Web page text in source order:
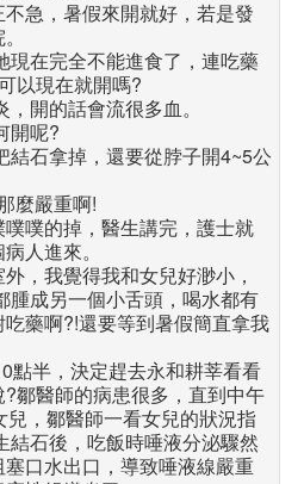
急，暑假來開就好，若是發
現在完全不能進食了，連吃藥
以現在就開嗎?
開的話會流很多血。
開呢?
結石拿掉，還要從脖子開4~5公
麼嚴重啊!
噗的掉，醫生講完，護士就
人進來。
，我覺得我和女兒好渺小，
腫成另一個小舌頭，喝水都有
藥啊?!還要等到暑假簡直拿我
點半，決定趕去永和耕莘看看
鄒醫師的病患很多，直到中午
，鄒醫師一看女兒的狀況指
結石後，吃飯時唾液分泌驟然
口水出口，導致唾液線嚴重